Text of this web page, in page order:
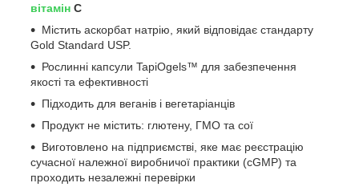
вітамін C
Містить аскорбат натрію, який відповідає стандарту
Gold Standard USP.
Рослинні капсули TapiOgels™ для забезпечення
якості та ефективності
Підходить для веганів і вегетаріанців
Продукт не містить: глютену, ГМО та сої
Виготовлено на підприємстві, яке має реєстрацію
сучасної належної виробничої практики (cGMP) та
проходить незалежні перевірки